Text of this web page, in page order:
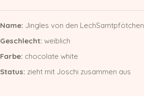
Name: Jingles von den LechSamtpfötchen
Geschlecht: weiblich
Farbe: chocolate white
Status: zieht mit Joschi zusammen aus